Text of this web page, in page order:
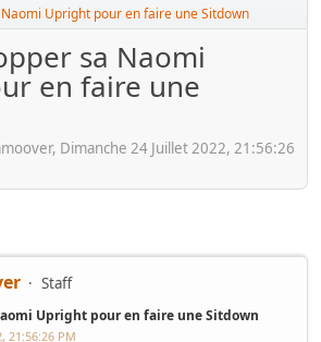
Upright pour en faire une Sitdown
sa Naomi
en faire une
Dimanche 24 Juillet 2022, 21:56:26
Staff
Upright pour en faire une Sitdown
21:56:26 PM